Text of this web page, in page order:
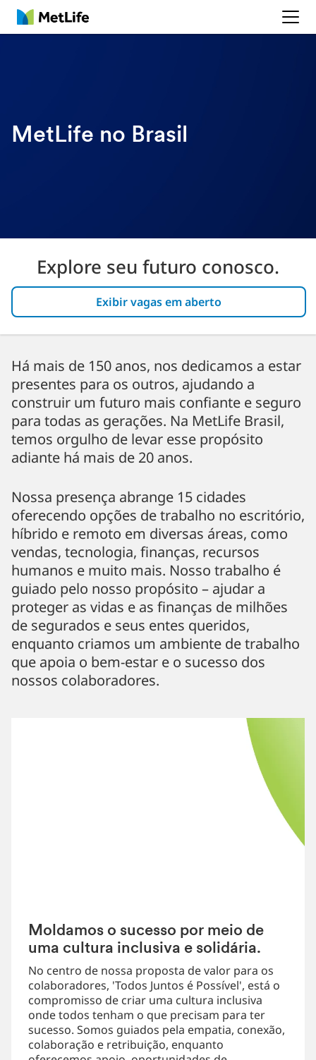
MetLife
MetLife no Brasil
Explore seu futuro conosco.
Exibir vagas em aberto
Há mais de 150 anos, nos dedicamos a estar
presentes para os outros, ajudando a
construir um futuro mais confiante e seguro
para todas as gerações. Na MetLife Brasil,
temos orgulho de levar esse propósito
adiante há mais de 20 anos.
Nossa presença abrange 15 cidades
oferecendo opções de trabalho no escritório,
híbrido e remoto em diversas áreas, como
vendas, tecnologia, finanças, recursos
humanos e muito mais. Nosso trabalho é
guiado pelo nosso propósito – ajudar a
proteger as vidas e as finanças de milhões
de segurados e seus entes queridos,
enquanto criamos um ambiente de trabalho
que apoia o bem-estar e o sucesso dos
nossos colaboradores.
Moldamos o sucesso por meio de
uma cultura inclusiva e solidária.
No centro de nossa proposta de valor para os
colaboradores, 'Todos Juntos é Possível', está o
compromisso de criar uma cultura inclusiva
onde todos tenham o que precisam para ter
sucesso. Somos guiados pela empatia, conexão,
colaboração e retribuição, enquanto